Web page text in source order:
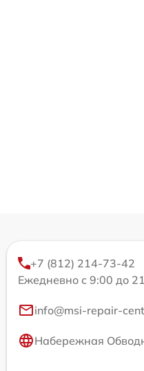
+7 (812) 214-73-42
Ежедневно с 9:00 до
info@msi-repair-
Набережная